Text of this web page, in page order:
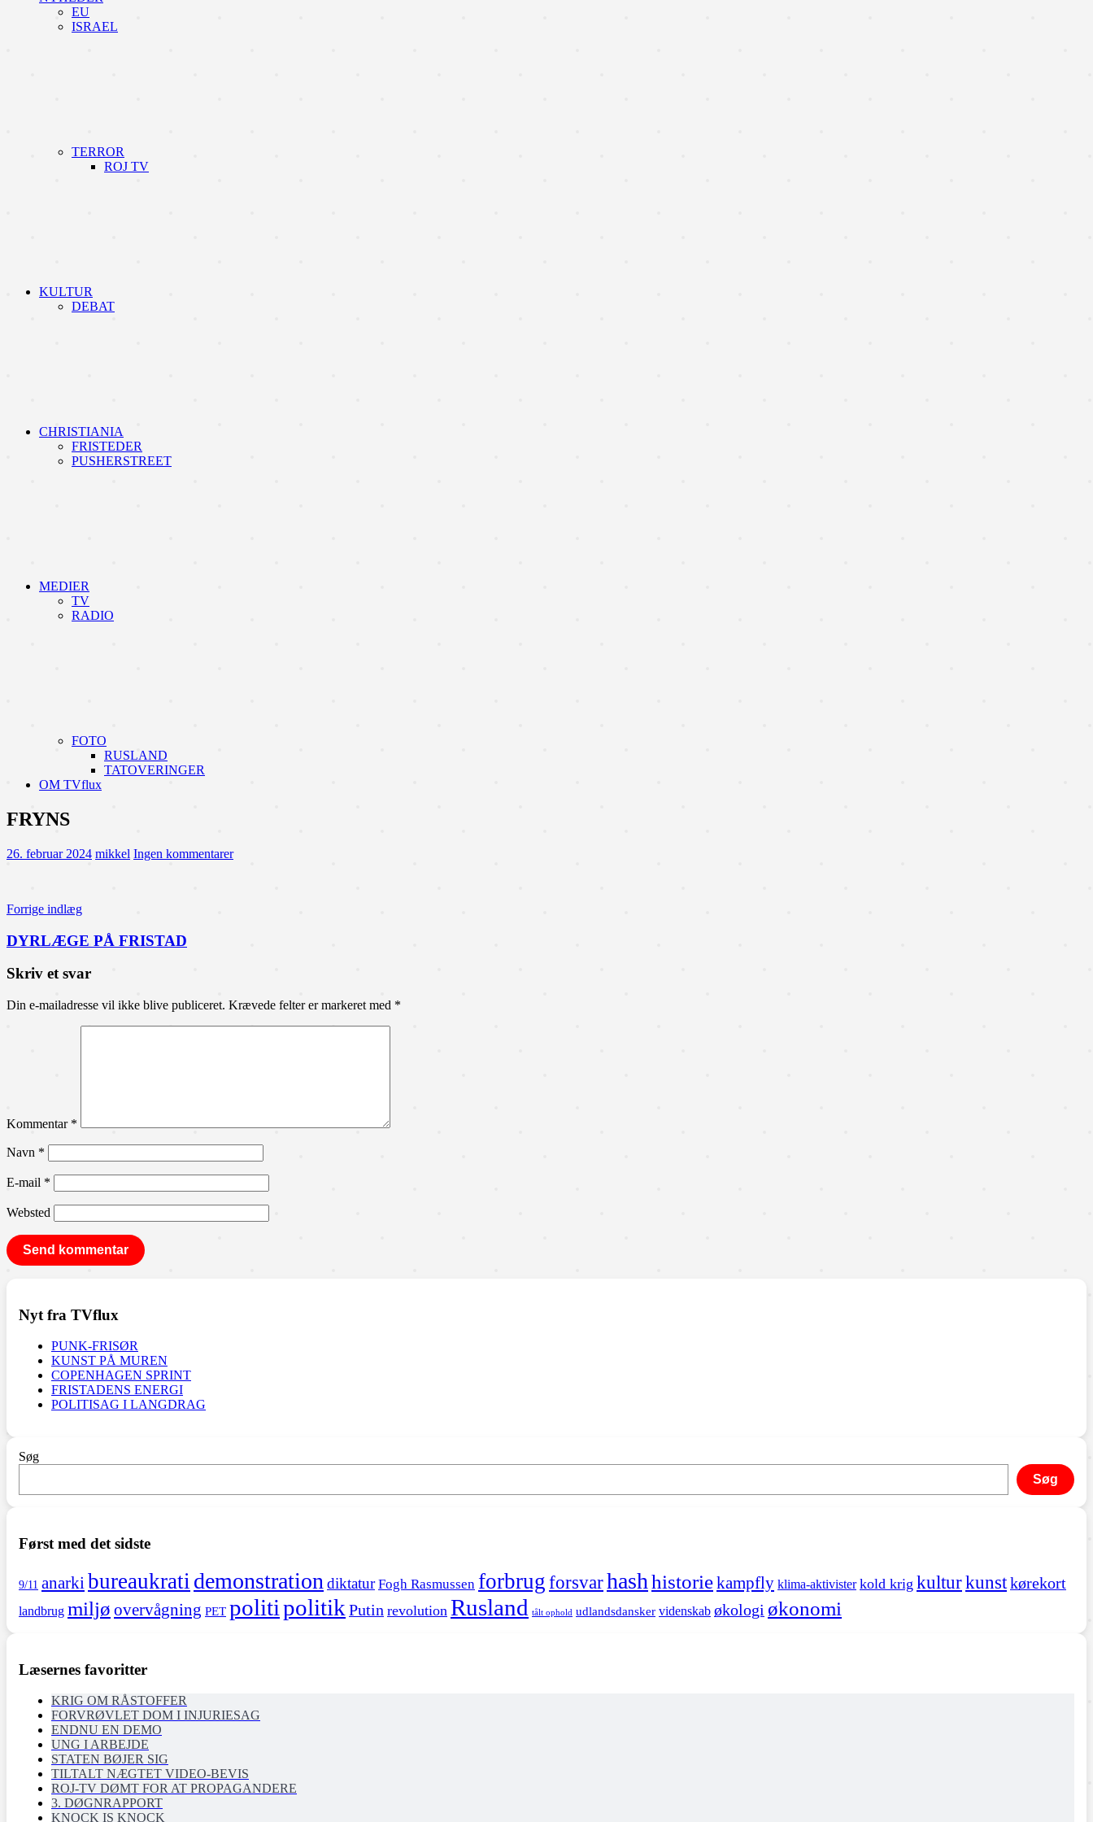
EU
ISRAEL
TERROR
ROJ TV
KULTUR
DEBAT
CHRISTIANIA
FRISTEDER
PUSHERSTREET
MEDIER
TV
RADIO
FOTO
RUSLAND
TATOVERINGER
OM TVflux
FRYNS
26. februar 2024 mikkel Ingen kommentarer
Indlægsnavigation
Forrige indlæg
DYRLÆGE PÅ FRISTAD
Skriv et svar
Din e-mailadresse vil ikke blive publiceret. Krævede felter er markeret med *
Kommentar *
Navn *
E-mail *
Websted
Nyt fra TVflux
PUNK-FRISØR
KUNST PÅ MUREN
COPENHAGEN SPRINT
FRISTADENS ENERGI
POLITISAG I LANGDRAG
Søg
Søg
Først med det sidste
9/11 anarki bureaukrati demonstration diktatur Fogh Rasmussen forbrugforsvarhash historiekampfly klima-aktivister kold krig kulturkunstkørekort
landbrug miljø overvågning PET politipolitik Putin revolution Rusland tålt ophold udlandsdansker videnskab økologi økonomi
Læsernes favoritter
KRIG OM RÅSTOFFER
FORVRØVLET DOM I INJURIESAG
ENDNU EN DEMO
UNG I ARBEJDE
STATEN BØJER SIG
TILTALT NÆGTET VIDEO-BEVIS
ROJ-TV DØMT FOR AT PROPAGANDERE
3. DØGNRAPPORT
KNOCK IS KNOCK